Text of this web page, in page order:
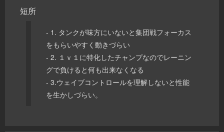
短所
- 1. タンクが味方にいないと集団戦フォーカス
をもらいやすく動きづらい
- 2. １ｖ１に特化したチャンプなのでレーニン
グで負けると何も出来なくなる
- 3.ウェイブコントロールを理解しないと性能
を生かしづらい。